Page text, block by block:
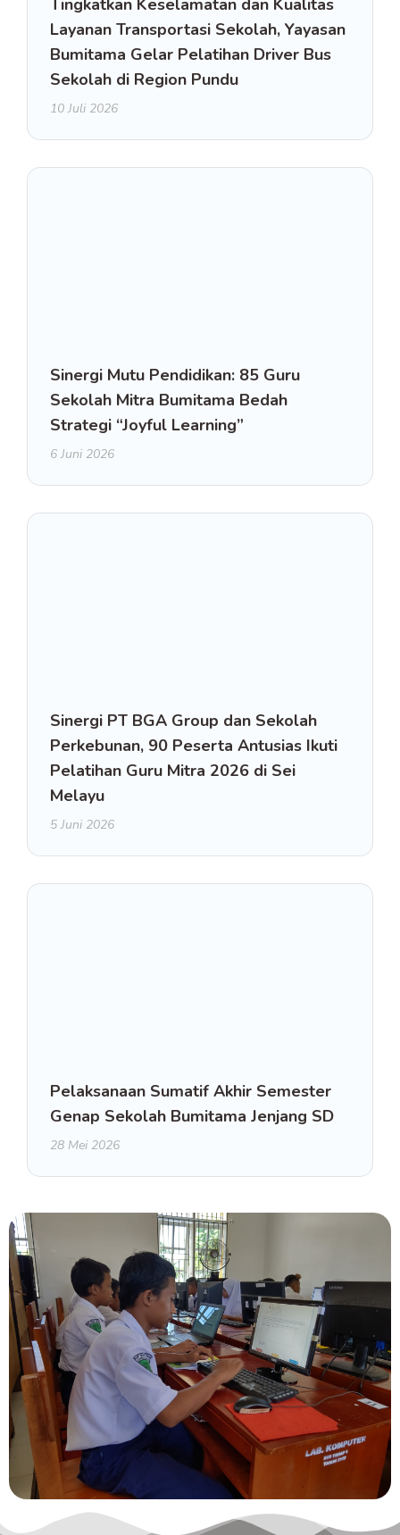
Tingkatkan Keselamatan dan Kualitas
Layanan Transportasi Sekolah, Yayasan
Bumitama Gelar Pelatihan Driver Bus
Sekolah di Region Pundu
10 Juli 2026
Sinergi Mutu Pendidikan: 85 Guru
Sekolah Mitra Bumitama Bedah
Strategi “Joyful Learning”
6 Juni 2026
Sinergi PT BGA Group dan Sekolah
Perkebunan, 90 Peserta Antusias Ikuti
Pelatihan Guru Mitra 2026 di Sei
Melayu
5 Juni 2026
Pelaksanaan Sumatif Akhir Semester
Genap Sekolah Bumitama Jenjang SD
28 Mei 2026